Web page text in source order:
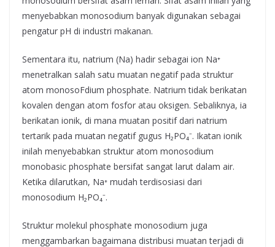
menyebabkan monosodium banyak digunakan sebagai
pengatur pH di industri makanan.
Sementara itu, natrium (Na) hadir sebagai ion Na⁺
menetralkan salah satu muatan negatif pada struktur
atom monosoFdium phosphate. Natrium tidak berikatan
kovalen dengan atom fosfor atau oksigen. Sebaliknya, ia
berikatan ionik, di mana muatan positif dari natrium
tertarik pada muatan negatif gugus H₂PO₄⁻. Ikatan ionik
inilah menyebabkan struktur atom monosodium
monobasic phosphate bersifat sangat larut dalam air.
Ketika dilarutkan, Na⁺ mudah terdisosiasi dari
monosodium H₂PO₄⁻.
Struktur molekul phosphate monosodium juga
menggambarkan bagaimana distribusi muatan terjadi di